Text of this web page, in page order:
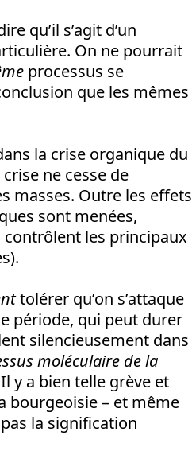
qu’il s’agit d’un
On ne pourrait
processus se
que les mêmes
la crise organique du
ne cesse de
masses. Outre les effets
sont menées,
les principaux
tolérer qu’on s’attaque
période, qui peut durer
silencieusement dans
moléculaire de la
y a bien telle grève et
bourgeoisie – et même
la signification